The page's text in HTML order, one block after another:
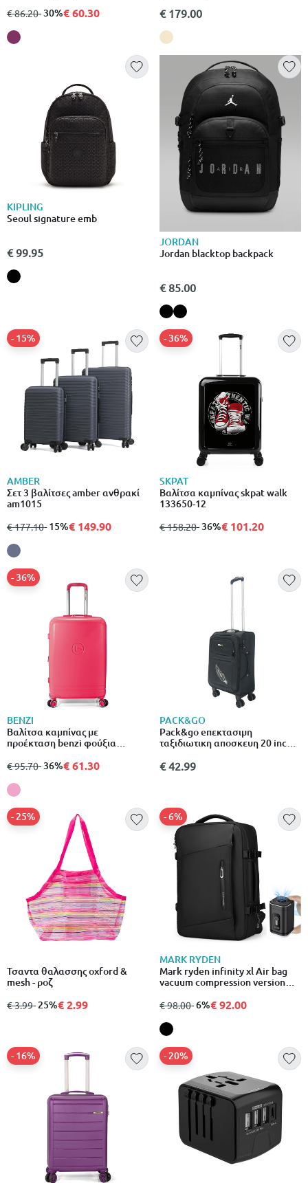
από
€ 86.20σε
- 30%€ 60.30 € 179.00
KIPLING
Seoul signature emb
€ 99.95
JORDAN
Jordan blacktop backpack
€ 85.00
AMBER
Σετ 3 βαλίτσες amber ανθρακί
am1015
από
€ 177.10σε
- 15%
- 15%€ 149.90
SKPAT
Βαλίτσα καμπίνας skpat walk
133650-12
από
€ 158.20σε
- 36%
- 36%€ 101.20
BENZI
Βαλίτσα καμπίνας με
προέκταση benzi φούξια
από
€ 95.70σε
- 36%
- 36%€ 61.30
PACK&GO
Pack&go eπεκτασιμη
ταξιδιωτικη αποσκευη 20 inch
€ 42.99
Τσαντα θαλασσης oxford &
mesh - ροζ
από
€ 3.99σε
- 25%
- 25%€ 2.99
MARK RYDEN
Mark ryden infinity xl Air bag
vacuum compression version
included
από
€ 98.00σε
- 6%
- 6%€ 92.00
- 16% - 20%